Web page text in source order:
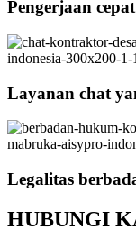
Pengerjaan cepat
Layanan chat
Legalitas
HUBUNGI